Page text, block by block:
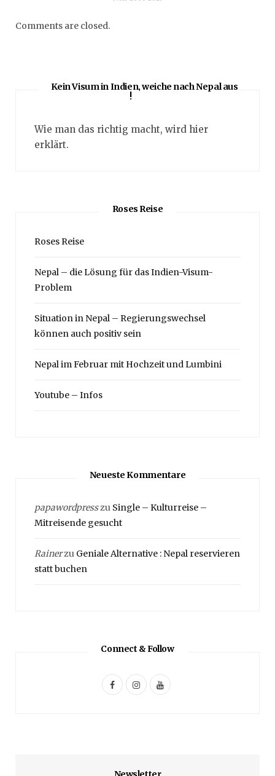
Comments are closed.
Kein Visum in Indien, weiche nach Nepal aus
!
Wie man das richtig macht, wird hier
erklärt.
Roses Reise
Roses Reise
Nepal – die Lösung für das Indien-Visum-
Problem
Situation in Nepal – Regierungswechsel
können auch positiv sein
Nepal im Februar mit Hochzeit und Lumbini
Youtube – Infos
Neueste Kommentare
papawordpresszu Single – Kulturreise –
Mitreisende gesucht
Rainerzu Geniale Alternative : Nepal reservieren
statt buchen
Connect & Follow
F
I
a
Y